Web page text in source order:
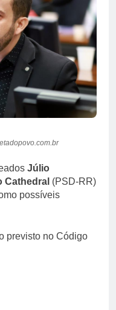
Júlio
Cathedral (PSD-RR)
possíveis
previsto no Código